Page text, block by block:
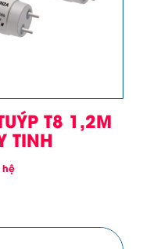
T8 1,2M
TINH
hệ